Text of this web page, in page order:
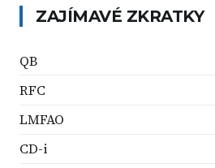
ZAJÍMAVÉ ZKRATKY
QB
RFC
LMFAO
CD-i